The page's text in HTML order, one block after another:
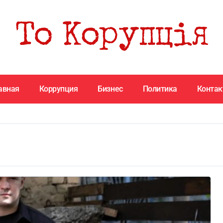
Коррупция Бизнес Политика